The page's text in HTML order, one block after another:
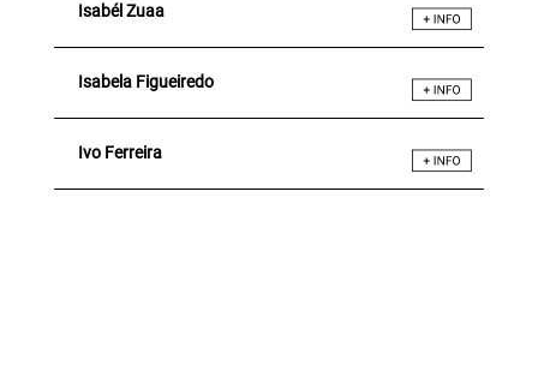
Isabél Zuaa
Isabela Figueiredo
Ivo Ferreira